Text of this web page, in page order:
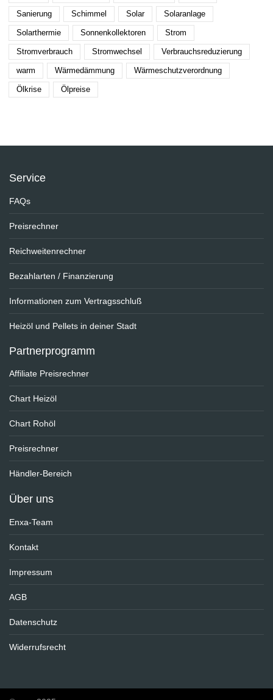
Sanierung Schimmel Solar Solaranlage
Solarthermie Sonnenkollektoren Strom
Stromverbrauch Stromwechsel Verbrauchsreduzierung
warm Wärmedämmung Wärmeschutzverordnung
Ölkrise Ölpreise
Service
FAQs
Preisrechner
Reichweitenrechner
Bezahlarten / Finanzierung
Informationen zum Vertragsschluß
Heizöl und Pellets in deiner Stadt
Partnerprogramm
Affiliate Preisrechner
Chart Heizöl
Chart Rohöl
Preisrechner
Händler-Bereich
Über uns
Enxa-Team
Kontakt
Impressum
AGB
Datenschutz
Widerrufsrecht